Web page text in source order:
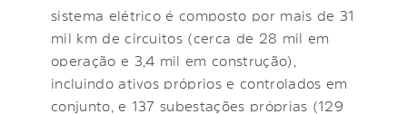
sistema elétrico é composto por mais de 31
mil km de circuitos (cerca de 28 mil em
operação e 3,4 mil em construção),
incluindo ativos próprios e controlados em
conjunto, e 137 subestações próprias (129